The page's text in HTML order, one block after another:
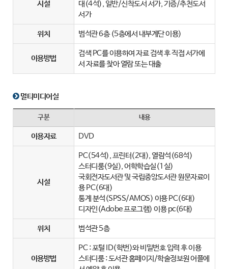
시설
대(4석), 일반/신착도서 서가, 기증/추천도서
서가
위치 범석관 6층 (5층에서 내부계단 이용)
이용방법
검색 PC를 이용하여 자료 검색 후 직접 서가에
서 자료를 찾아 열람 또는 대출
멀티미디어실
구분 내용
이용자료 DVD
시설
PC(54석), 프린터(2대), 열람석(68석)
스터디룸(9실), 어학학습실(1실)
국회전자도서관 및 국립중앙도서관 원문자료이
용 PC(6대)
통계 분석(SPSS/AMOS) 이용 PC(6대)
디자인(Adobe 프로그램) 이용 pc(6대)
위치 범석관 5층
이용방법
PC : 포털 ID(학번)와 비밀번호 입력 후 이용
스터디룸 : 도서관 홈페이지/학술정보원 어플에